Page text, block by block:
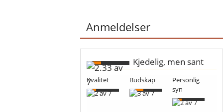
Anmeldelser
Kjedelig, men sant
Kvalitet Budskap
Personlig
syn